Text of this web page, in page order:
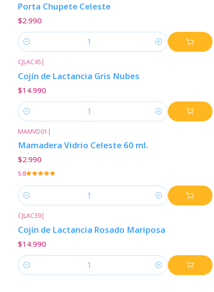
Porta Chupete Celeste
$2.990
Cantidad
CJLAC45 |
Cojín de Lactancia Gris Nubes
$14.990
Cantidad
MAMVD01 |
Mamadera Vidrio Celeste 60 ml.
$2.990
5.0
Cantidad
CJLAC39|
Cojín de Lactancia Rosado Mariposa
$14.990
Cantidad